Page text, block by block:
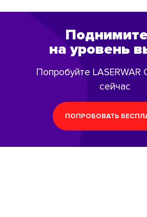
на уровень
Попробуйте LASERWAR
сейчас
ПОПРОБОВАТЬ